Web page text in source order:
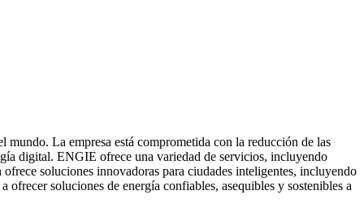
La empresa está comprometida con la reducción de las
digital. ENGIE ofrece una variedad de servicios, incluyendo
soluciones innovadoras para ciudades inteligentes, incluyendo
ofrecer soluciones de energía confiables, asequibles y sostenibles a